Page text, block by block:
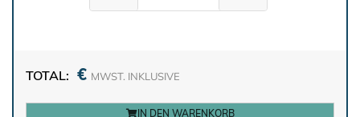
TOTAL: € MWST. INKLUSIVE
IN DEN WARENKORB